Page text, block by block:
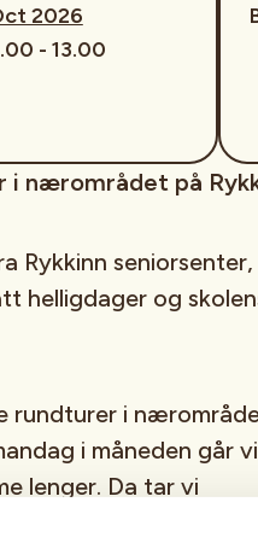
2026
- 13.00
i nærområdet på
Rykkinn seniorsenter,
helligdager og
rundturer i
i måneden går
lenger. Da tar vi
når turen legges ut i